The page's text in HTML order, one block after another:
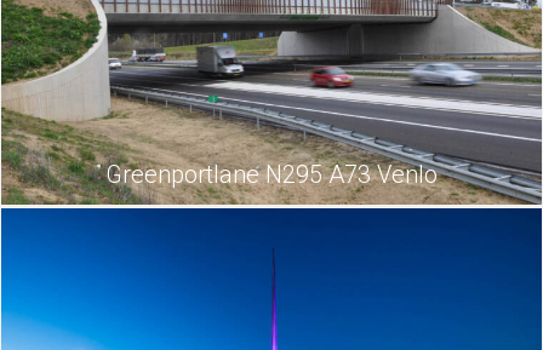
Greenportlane N295 A73 Venlo